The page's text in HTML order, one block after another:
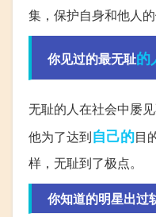
集，保护自身和他人的
你见过的最无耻的
无耻的人在社会中屡
他为了达到自己的目
样，无耻到了极点。
你知道的明星出过